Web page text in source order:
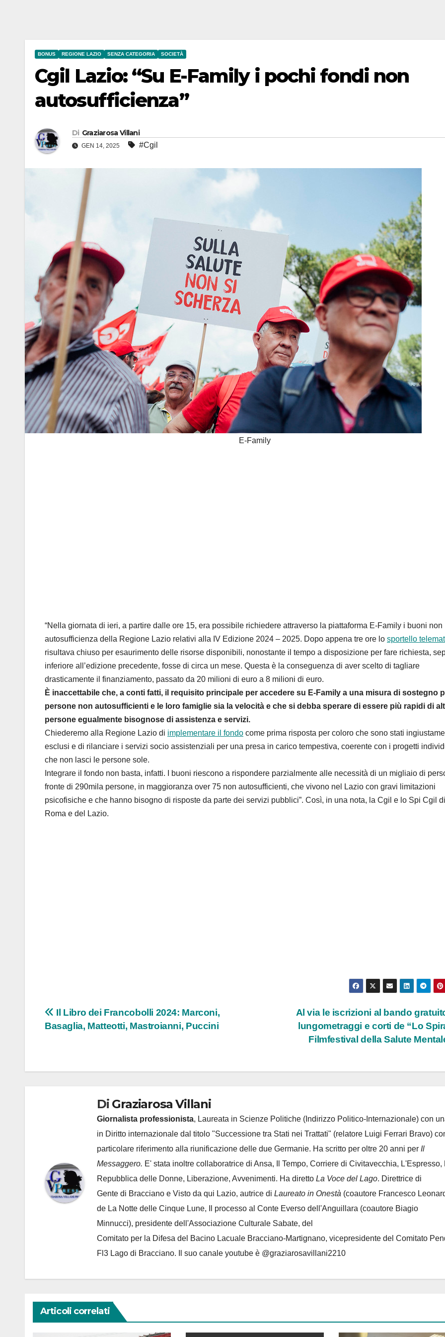
BONUS REGIONE LAZIO SENZA CATEGORIA SOCIETÀ
Cgil Lazio: “Su E-Family i pochi fondi non
autosufficienza”
Di Graziarosa Villani
GEN 14, 2025 #Cgil
E-Family
“Nella giornata di ieri, a partire dalle ore 15, era possibile richiedere attraverso la piattaforma E-Family i buoni non
autosufficienza della Regione Lazio relativi alla IV Edizione 2024 – 2025. Dopo appena tre ore lo sportello
risultava chiuso per esaurimento delle risorse disponibili, nonostante il tempo a disposizione per fare richiesta,
inferiore all’edizione precedente, fosse di circa un mese. Questa è la conseguenza di aver scelto di tagliare
drasticamente il finanziamento, passato da 20 milioni di euro a 8 milioni di euro.
È inaccettabile che, a conti fatti, il requisito principale per accedere su E-Family a una misura di sostegno
persone non autosufficienti e le loro famiglie sia la velocità e che si debba sperare di essere più rapidi di
persone egualmente bisognose di assistenza e servizi.
Chiederemo alla Regione Lazio di implementare il fondo come prima risposta per coloro che sono stati
esclusi e di rilanciare i servizi socio assistenziali per una presa in carico tempestiva, coerente con i progetti
che non lasci le persone sole.
Integrare il fondo non basta, infatti. I buoni riescono a rispondere parzialmente alle necessità di un migliaio di
fronte di 290mila persone, in maggioranza over 75 non autosufficienti, che vivono nel Lazio con gravi limitazioni
psicofisiche e che hanno bisogno di risposte da parte dei servizi pubblici”. Così, in una nota, la Cgil e lo Spi Cgil di
Roma e del Lazio.
Navigazione
articoli
Al via le iscrizioni al bando
lungometraggi e corti de “Lo
Filmfestival della Salute
Il Libro dei Francobolli 2024: Marconi,
Basaglia, Matteotti, Mastroianni, Puccini
Di Graziarosa Villani
Giornalista professionista, Laureata in Scienze Politiche (Indirizzo Politico-Internazionale) con
in Diritto internazionale dal titolo "Successione tra Stati nei Trattati" (relatore Luigi Ferrari Bravo)
particolare riferimento alla riunificazione delle due Germanie. Ha scritto per oltre 20 anni per Il
Messaggero. E' stata inoltre collaboratrice di Ansa, Il Tempo, Corriere di Civitavecchia, L'Espresso,
Repubblica delle Donne, Liberazione, Avvenimenti. Ha diretto La Voce del Lago. Direttrice di
Gente di Bracciano e Visto da qui Lazio, autrice di Laureato in Onestà (coautore Francesco
de La Notte delle Cinque Lune, Il processo al Conte Everso dell'Anguillara (coautore Biagio
Minnucci), presidente dell'Associazione Culturale Sabate, del
Comitato per la Difesa del Bacino Lacuale Bracciano-Martignano, vicepresidente del Comitato
Fl3 Lago di Bracciano. Il suo canale youtube è @graziarosavillani2210
Articoli correlati